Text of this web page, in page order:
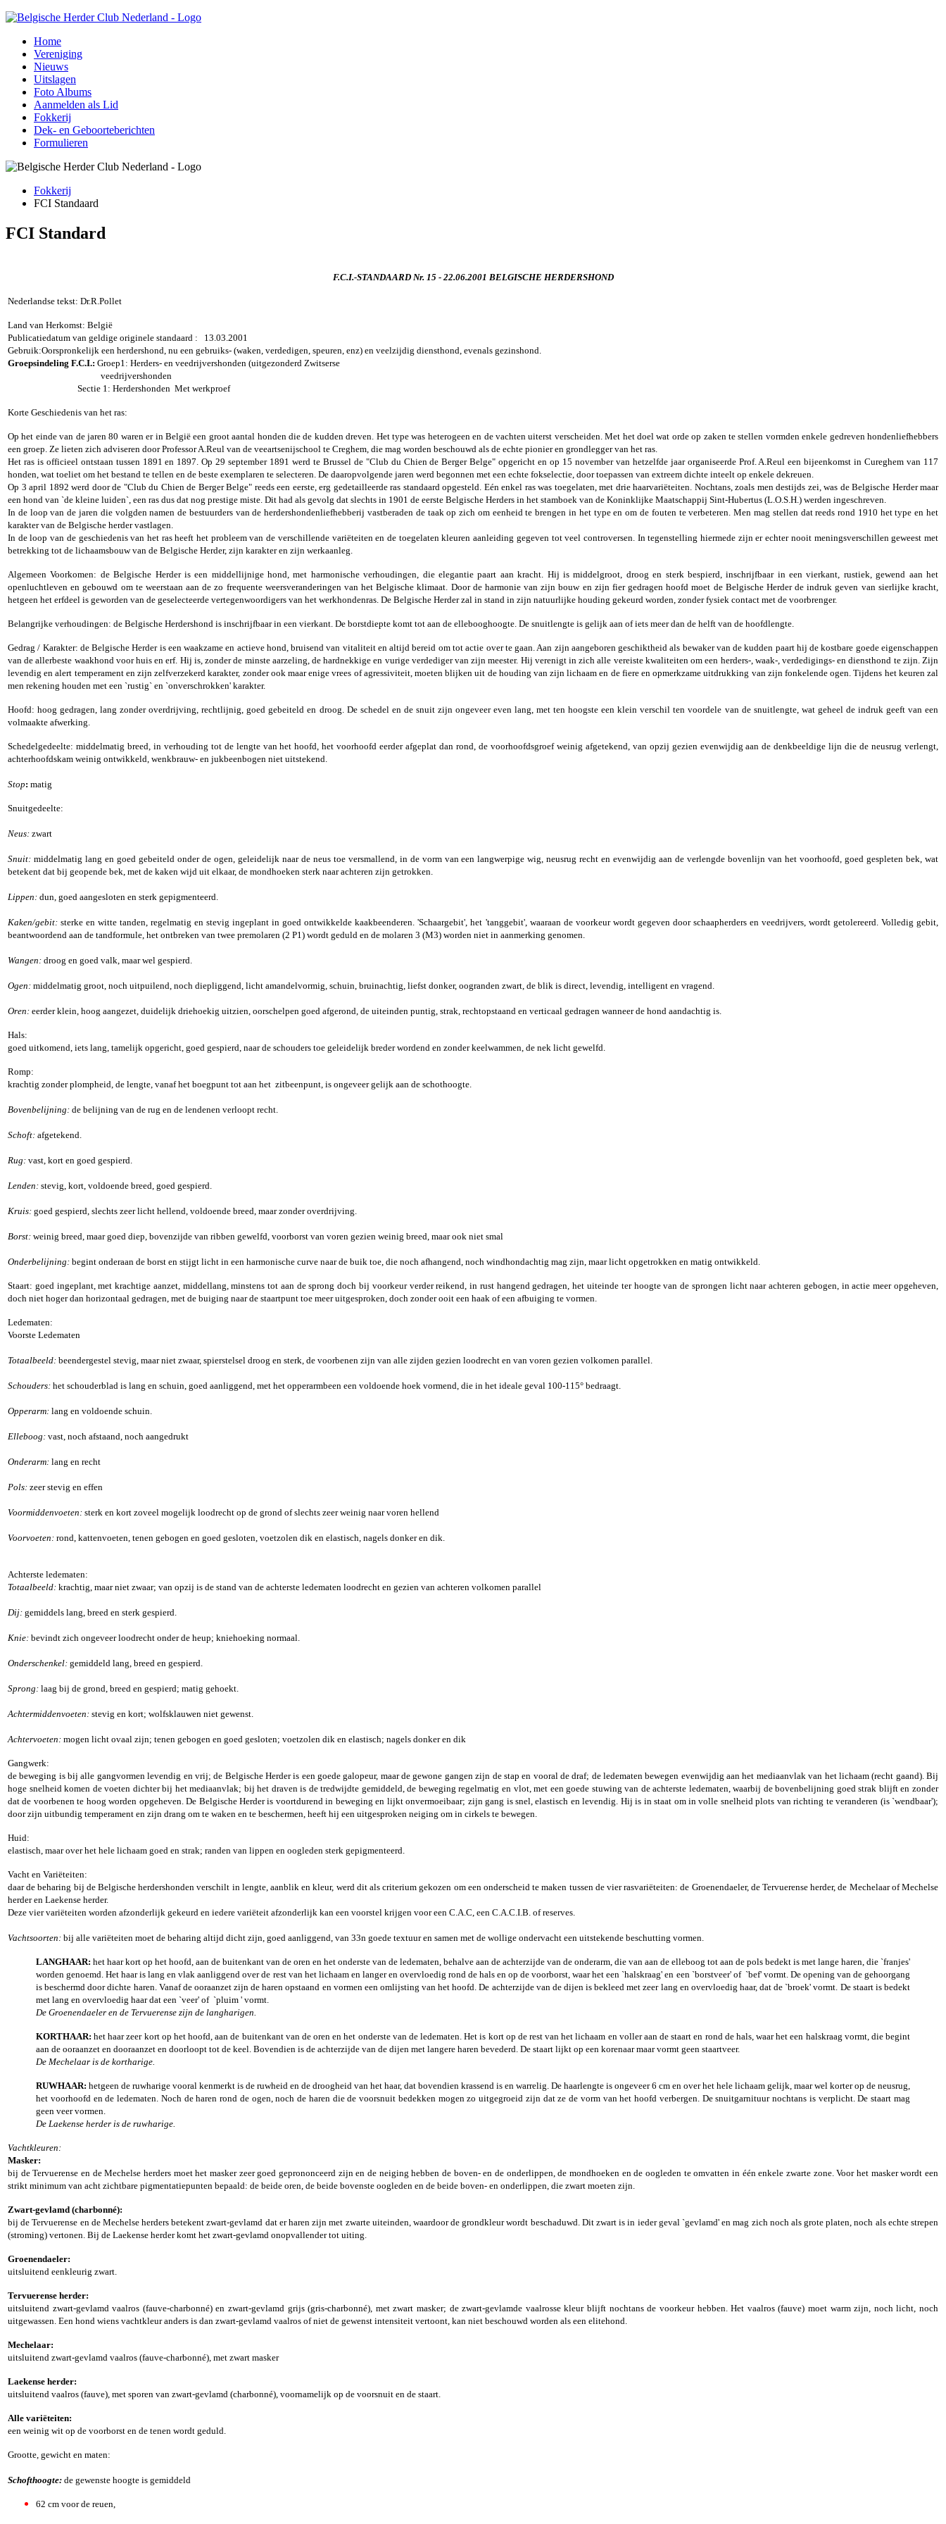
Home
Vereniging
Nieuws
Uitslagen
Foto Albums
Aanmelden als Lid
Fokkerij
Dek- en Geboorteberichten
Formulieren
Fokkerij
FCI Standaard
FCI Standard
F.C.I.-STANDAARD Nr. 15 - 22.06.2001 BELGISCHE HERDERSHOND
Nederlandse tekst: Dr.R.Pollet
Land van Herkomst: België
Publicatiedatum van geldige originele standaard :
13.03.2001
Gebruik:Oorspronkelijk een herdershond, nu een gebruiks- (waken, verdedigen, speuren, enz) en veelzijdig diensthond, evenals gezinshond.
Groepsindeling F.C.I.: Groep1: Herders- en veedrijvershonden (uitgezonderd Zwitserse
veedrijvershonden
Sectie 1: Herdershonden Met werkproef
Korte Geschiedenis van het ras:
Op het einde van de jaren 80 waren er in België een groot aantal honden die de kudden dreven. Het type was heterogeen en de vachten uiterst verscheiden. Met het doel wat orde op zaken te stellen vormden enkele gedreven hondenliefhebbers
een groep. Ze lieten zich adviseren door Professor A.Reul van de veeartsenijschool te Creghem, die mag worden beschouwd als de echte pionier en grondlegger van het ras.
Het ras is officieel ontstaan tussen 1891 en 1897. Op 29 september 1891 werd te Brussel de "Club du Chien de Berger Belge" opgericht en op 15 november van hetzelfde jaar organiseerde Prof. A.Reul een bijeenkomst in Cureghem van 117
honden, wat toeliet om het bestand te tellen en de beste exemplaren te selecteren. De daaropvolgende jaren werd begonnen met een echte fokselectie, door toepassen van extreem dichte inteelt op enkele dekreuen.
Op 3 april 1892 werd door de "Club du Chien de Berger Belge" reeds een eerste, erg gedetailleerde ras standaard opgesteld. Eén enkel ras was toegelaten, met drie haarvariëteiten. Nochtans, zoals men destijds zei, was de Belgische Herder maar
een hond van `de kleine luiden`, een ras dus dat nog prestige miste. Dit had als gevolg dat slechts in 1901 de eerste Belgische Herders in het stamboek van de Koninklijke Maatschappij Sint-Hubertus (L.O.S.H.) werden ingeschreven.
In de loop van de jaren die volgden namen de bestuurders van de herdershondenliefhebberij vastberaden de taak op zich om eenheid te brengen in het type en om de fouten te verbeteren. Men mag stellen dat reeds rond 1910 het type en het
karakter van de Belgische herder vastlagen.
In de loop van de geschiedenis van het ras heeft het probleem van de verschillende variëteiten en de toegelaten kleuren aanleiding gegeven tot veel controversen. In tegenstelling hiermede zijn er echter nooit meningsverschillen geweest met
betrekking tot de lichaamsbouw van de Belgische Herder, zijn karakter en zijn werkaanleg.
Algemeen Voorkomen: de Belgische Herder is een middellijnige hond, met harmonische verhoudingen, die elegantie paart aan kracht. Hij is middelgroot, droog en sterk bespierd, inschrijfbaar in een vierkant, rustiek, gewend aan het
openluchtleven en gebouwd om te weerstaan aan de zo frequente weersveranderingen van het Belgische klimaat. Door de harmonie van zijn bouw en zijn fier gedragen hoofd moet de Belgische Herder de indruk geven van sierlijke kracht,
hetgeen het erfdeel is geworden van de geselecteerde vertegenwoordigers van het werkhondenras. De Belgische Herder zal in stand in zijn natuurlijke houding gekeurd worden, zonder fysiek contact met de voorbrenger.
Belangrijke verhoudingen: de Belgische Herdershond is inschrijfbaar in een vierkant. De borstdiepte komt tot aan de ellebooghoogte. De snuitlengte is gelijk aan of iets meer dan de helft van de hoofdlengte.
Gedrag / Karakter: de Belgische Herder is een waakzame en actieve hond, bruisend van vitaliteit en altijd bereid om tot actie over te gaan. Aan zijn aangeboren geschiktheid als bewaker van de kudden paart hij de kostbare goede eigenschappen
van de allerbeste waakhond voor huis en erf. Hij is, zonder de minste aarzeling, de hardnekkige en vurige verdediger van zijn meester. Hij verenigt in zich alle vereiste kwaliteiten om een herders-, waak-, verdedigings- en diensthond te zijn. Zijn
levendig en alert temperament en zijn zelfverzekerd karakter, zonder ook maar enige vrees of agressiviteit, moeten blijken uit de houding van zijn lichaam en de fiere en opmerkzame uitdrukking van zijn fonkelende ogen. Tijdens het keuren zal
men rekening houden met een `rustig` en `onverschrokken' karakter.
Hoofd: hoog gedragen, lang zonder overdrijving, rechtlijnig, goed gebeiteld en droog. De schedel en de snuit zijn ongeveer even lang, met ten hoogste een klein verschil ten voordele van de snuitlengte, wat geheel de indruk geeft van een
volmaakte afwerking.
Schedelgedeelte: middelmatig breed, in verhouding tot de lengte van het hoofd, het voorhoofd eerder afgeplat dan rond, de voorhoofdsgroef weinig afgetekend, van opzij gezien evenwijdig aan de denkbeeldige lijn die de neusrug verlengt,
achterhoofdskam weinig ontwikkeld, wenkbrauw- en jukbeenbogen niet uitstekend.
Stop: matig
Snuitgedeelte:
Neus: zwart
Snuit: middelmatig lang en goed gebeiteld onder de ogen, geleidelijk naar de neus toe versmallend, in de vorm van een langwerpige wig, neusrug recht en evenwijdig aan de verlengde bovenlijn van het voorhoofd, goed gespleten bek, wat
betekent dat bij geopende bek, met de kaken wijd uit elkaar, de mondhoeken sterk naar achteren zijn getrokken.
Lippen: dun, goed aangesloten en sterk gepigmenteerd.
Kaken/gebit: sterke en witte tanden, regelmatig en stevig ingeplant in goed ontwikkelde kaakbeenderen. 'Schaargebit', het 'tanggebit', waaraan de voorkeur wordt gegeven door schaapherders en veedrijvers, wordt getolereerd. Volledig gebit,
beantwoordend aan de tandformule, het ontbreken van twee premolaren (2 P1) wordt geduld en de molaren 3 (M3) worden niet in aanmerking genomen.
Wangen: droog en goed valk, maar wel gespierd.
Ogen: middelmatig groot, noch uitpuilend, noch diepliggend, licht amandelvormig, schuin, bruinachtig, liefst donker, oogranden zwart, de blik is direct, levendig, intelligent en vragend.
Oren: eerder klein, hoog aangezet, duidelijk driehoekig uitzien, oorschelpen goed afgerond, de uiteinden puntig, strak, rechtopstaand en verticaal gedragen wanneer de hond aandachtig is.
Hals:
goed uitkomend, iets lang, tamelijk opgericht, goed gespierd, naar de schouders toe geleidelijk breder wordend en zonder keelwammen, de nek licht gewelfd.
Romp:
krachtig zonder plompheid, de lengte, vanaf het boegpunt tot aan het zitbeenpunt, is ongeveer gelijk aan de schothoogte.
Bovenbelijning: de belijning van de rug en de lendenen verloopt recht.
Schoft: afgetekend.
Rug: vast, kort en goed gespierd.
Lenden: stevig, kort, voldoende breed, goed gespierd.
Kruis: goed gespierd, slechts zeer licht hellend, voldoende breed, maar zonder overdrijving.
Borst: weinig breed, maar goed diep, bovenzijde van ribben gewelfd, voorborst van voren gezien weinig breed, maar ook niet smal
Onderbelijning: begint onderaan de borst en stijgt licht in een harmonische curve naar de buik toe, die noch afhangend, noch windhondachtig mag zijn, maar licht opgetrokken en matig ontwikkeld.
Staart: goed ingeplant, met krachtige aanzet, middellang, minstens tot aan de sprong doch bij voorkeur verder reikend, in rust hangend gedragen, het uiteinde ter hoogte van de sprongen licht naar achteren gebogen, in actie meer opgeheven,
doch niet hoger dan horizontaal gedragen, met de buiging naar de staartpunt toe meer uitgesproken, doch zonder ooit een haak of een afbuiging te vormen.
Ledematen:
Voorste Ledematen
Totaalbeeld: beendergestel stevig, maar niet zwaar, spierstelsel droog en sterk, de voorbenen zijn van alle zijden gezien loodrecht en van voren gezien volkomen parallel.
Schouders: het schouderblad is lang en schuin, goed aanliggend, met het opperarmbeen een voldoende hoek vormend, die in het ideale geval 100-115° bedraagt.
Opperarm: lang en voldoende schuin.
Elleboog: vast, noch afstaand, noch aangedrukt
Onderarm: lang en recht
Pols: zeer stevig en effen
Voormiddenvoeten: sterk en kort zoveel mogelijk loodrecht op de grond of slechts zeer weinig naar voren hellend
Voorvoeten: rond, kattenvoeten, tenen gebogen en goed gesloten, voetzolen dik en elastisch, nagels donker en dik.
Achterste ledematen:
Totaalbeeld: krachtig, maar niet zwaar; van opzij is de stand van de achterste ledematen loodrecht en gezien van achteren volkomen parallel
Dij: gemiddels lang, breed en sterk gespierd.
Knie: bevindt zich ongeveer loodrecht onder de heup; kniehoeking normaal.
Onderschenkel: gemiddeld lang, breed en gespierd.
Sprong: laag bij de grond, breed en gespierd; matig gehoekt.
Achtermiddenvoeten: stevig en kort; wolfsklauwen niet gewenst.
Achtervoeten: mogen licht ovaal zijn; tenen gebogen en goed gesloten; voetzolen dik en elastisch; nagels donker en dik
Gangwerk:
de beweging is bij alle gangvormen levendig en vrij; de Belgische Herder is een goede galopeur, maar de gewone gangen zijn de stap en vooral de draf; de ledematen bewegen evenwijdig aan het mediaanvlak van het lichaam (recht gaand). Bij
hoge snelheid komen de voeten dichter bij het mediaanvlak; bij het draven is de tredwijdte gemiddeld, de beweging regelmatig en vlot, met een goede stuwing van de achterste ledematen, waarbij de bovenbelijning goed strak blijft en zonder
dat de voorbenen te hoog worden opgeheven. De Belgische Herder is voortdurend in beweging en lijkt onvermoeibaar; zijn gang is snel, elastisch en levendig. Hij is in staat om in volle snelheid plots van richting te veranderen (is `wendbaar');
door zijn uitbundig temperament en zijn drang om te waken en te beschermen, heeft hij een uitgesproken neiging om in cirkels te bewegen.
Huid:
elastisch, maar over het hele lichaam goed en strak; randen van lippen en oogleden sterk gepigmenteerd.
Vacht en Variëteiten:
daar de beharing bij de Belgische herdershonden verschilt in lengte, aanblik en kleur, werd dit als criterium gekozen om een onderscheid te maken tussen de vier rasvariëteiten: de Groenendaeler, de Tervuerense herder, de Mechelaar of Mechelse
herder en Laekense herder.
Deze vier variëteiten worden afzonderlijk gekeurd en iedere variëteit afzonderlijk kan een voorstel krijgen voor een C.A.C, een C.A.C.I.B. of reserves.
Vachtsoorten: bij alle variëteiten moet de beharing altijd dicht zijn, goed aanliggend, van 33n goede textuur en samen met de wollige ondervacht een uitstekende beschutting vormen.
LANGHAAR: het haar kort op het hoofd, aan de buitenkant van de oren en het onderste van de ledematen, behalve aan de achterzijde van de onderarm, die van aan de elleboog tot aan de pols bedekt is met lange haren, die `franjes'
worden genoemd. Het haar is lang en vlak aanliggend over de rest van het lichaam en langer en overvloedig rond de hals en op de voorborst, waar het een `halskraag' en een `borstveer' of `bef' vormt. De opening van de gehoorgang
is beschermd door dichte haren. Vanaf de ooraanzet zijn de haren opstaand en vormen een omlijsting van het hoofd. De achterzijde van de dijen is bekleed met zeer lang en overvloedig haar, dat de `broek' vormt. De staart is bedekt
met lang en overvloedig haar dat een `veer' of `pluim ' vormt.
De Groenendaeler en de Tervuerense zijn de langharigen.
KORTHAAR:het haar zeer kort op het hoofd, aan de buitenkant van de oren en het onderste van de ledematen. Het is kort op de rest van het lichaam en voller aan de staart en rond de hals, waar het een halskraag vormt, die begint
aan de ooraanzet en dooraanzet en doorloopt tot de keel. Bovendien is de achterzijde van de dijen met langere haren bevederd. De staart lijkt op een korenaar maar vormt geen staartveer.
De Mechelaar is de kortharige.
RUWHAAR: hetgeen de ruwharige vooral kenmerkt is de ruwheid en de droogheid van het haar, dat bovendien krassend is en warrelig. De haarlengte is ongeveer 6 cm en over het hele lichaam gelijk, maar wel korter op de neusrug,
het voorhoofd en de ledematen. Noch de haren rond de ogen, noch de haren die de voorsnuit bedekken mogen zo uitgegroeid zijn dat ze de vorm van het hoofd verbergen. De snuitgarnituur nochtans is verplicht. De staart mag
geen veer vormen.
De Laekense herder is de ruwharige.
Vachtkleuren:
Masker:
bij de Tervuerense en de Mechelse herders moet het masker zeer goed geprononceerd zijn en de neiging hebben de boven- en de onderlippen, de mondhoeken en de oogleden te omvatten in één enkele zwarte zone. Voor het masker wordt een
strikt minimum van acht zichtbare pigmentatiepunten bepaald: de beide oren, de beide bovenste oogleden en de beide boven- en onderlippen, die zwart moeten zijn.
Zwart-gevlamd (charbonné):
bij de Tervuerense en de Mechelse herders betekent zwart-gevlamd dat er haren zijn met zwarte uiteinden, waardoor de grondkleur wordt beschaduwd. Dit zwart is in ieder geval `gevlamd' en mag zich noch als grote platen, noch als echte strepen
(stroming) vertonen. Bij de Laekense herder komt het zwart-gevlamd onopvallender tot uiting.
Groenendaeler:
uitsluitend eenkleurig zwart.
Tervuerense herder:
uitsluitend zwart-gevlamd vaalros (fauve-charbonné) en zwart-gevlamd grijs (gris-charbonné), met zwart masker; de zwart-gevlamde vaalrosse kleur blijft nochtans de voorkeur hebben. Het vaalros (fauve) moet warm zijn, noch licht, noch
uitgewassen. Een hond wiens vachtkleur anders is dan zwart-gevlamd vaalros of niet de gewenst intensiteit vertoont, kan niet beschouwd worden als een elitehond.
Mechelaar:
uitsluitend zwart-gevlamd vaalros (fauve-charbonné), met zwart masker
Laekense herder:
uitsluitend vaalros (fauve), met sporen van zwart-gevlamd (charbonné), voornamelijk op de voorsnuit en de staart.
Alle variëteiten:
een weinig wit op de voorborst en de tenen wordt geduld.
Grootte, gewicht en maten:
Schofthoogte: de gewenste hoogte is gemiddeld
62 cm voor de reuen,